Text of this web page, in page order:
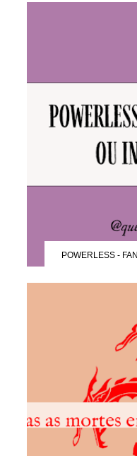
POWERLESS -